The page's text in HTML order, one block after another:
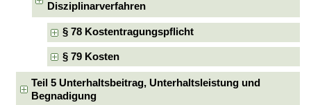
Disziplinarverfahren
§ 78 Kostentragungspflicht
§ 79 Kosten
Teil 5 Unterhaltsbeitrag, Unterhaltsleistung und
Begnadigung